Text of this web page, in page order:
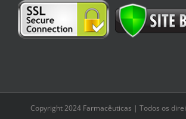
Copyright 2024 Farmacêuticas | Todos os